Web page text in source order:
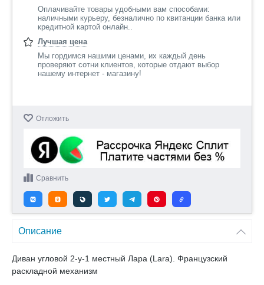
Оплачивайте товары удобными вам способами:
наличными курьеру, безналично по квитанции банка или
кредитной картой онлайн..
Лучшая цена
Мы гордимся нашими ценами, их каждый день
проверяют сотни клиентов, которые отдают выбор
нашему интернет - магазину!
Отложить
Сравнить
Описание
Диван угловой 2-у-1 местный Лара (Lara). Французский
раскладной механизм